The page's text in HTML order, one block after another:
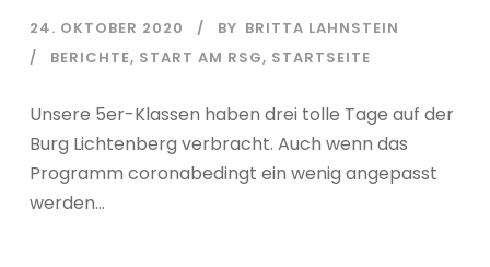
24. OKTOBER 2020 BY BRITTA LAHNSTEIN
BERICHTE, START AM RSG, STARTSEITE
Unsere 5er-Klassen haben drei tolle Tage auf der
Burg Lichtenberg verbracht. Auch wenn das
Programm coronabedingt ein wenig angepasst
werden...